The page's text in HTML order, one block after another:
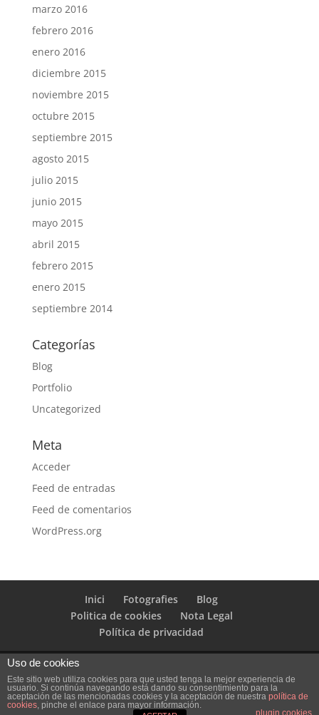
marzo 2016
febrero 2016
enero 2016
diciembre 2015
noviembre 2015
octubre 2015
septiembre 2015
agosto 2015
julio 2015
junio 2015
mayo 2015
abril 2015
febrero 2015
enero 2015
septiembre 2014
Categorías
Blog
Portfolio
Uncategorized
Meta
Acceder
Feed de entradas
Feed de comentarios
WordPress.org
Inici Fotografies
Blog
Politica de cookies
Nota Legal
Política de privacidad
Diseñado porElegant Themes| Desarrollado por
WordPress
Uso de cookies
Este sitio web utiliza cookies para que usted tenga la mejor experiencia de
usuario. Si continúa navegando está dando su consentimiento para la
aceptación de las mencionadas cookies y la aceptación de nuestra política de
cookies, pinche el enlace para mayor información.
plugin cookies